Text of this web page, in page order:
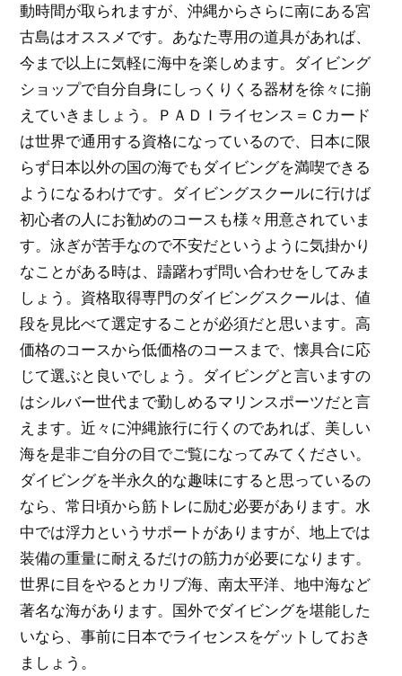
動時間が取られますが、沖縄からさらに南にある宮
古島はオススメです。あなた専用の道具があれば、
今まで以上に気軽に海中を楽しめます。ダイビング
ショップで自分自身にしっくりくる器材を徐々に揃
えていきましょう。ＰＡＤＩライセンス＝Ｃカード
は世界で通用する資格になっているので、日本に限
らず日本以外の国の海でもダイビングを満喫できる
ようになるわけです。ダイビングスクールに行けば
初心者の人にお勧めのコースも様々用意されていま
す。泳ぎが苦手なので不安だというように気掛かり
なことがある時は、躊躇わず問い合わせをしてみま
しょう。資格取得専門のダイビングスクールは、値
段を見比べて選定することが必須だと思います。高
価格のコースから低価格のコースまで、懐具合に応
じて選ぶと良いでしょう。ダイビングと言いますの
はシルバー世代まで勤しめるマリンスポーツだと言
えます。近々に沖縄旅行に行くのであれば、美しい
海を是非ご自分の目でご覧になってみてください。
ダイビングを半永久的な趣味にすると思っているの
なら、常日頃から筋トレに励む必要があります。水
中では浮力というサポートがありますが、地上では
装備の重量に耐えるだけの筋力が必要になります。
世界に目をやるとカリブ海、南太平洋、地中海など
著名な海があります。国外でダイビングを堪能した
いなら、事前に日本でライセンスをゲットしておき
ましょう。